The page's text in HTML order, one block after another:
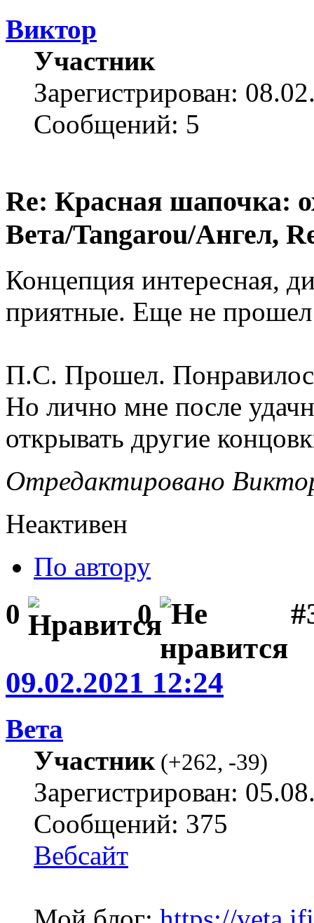
Виктор
Участник
Зарегистрирован:
Сообщений: 5
Re: Красная шапочка:
Вета/Tangarou/Ангел,
Концепция интересная,
приятные. Еще не
П.С. Прошел.
Но лично мне после
открывать другие
Отредактировано
Неактивен
По автору
0 0
09.02.2021 12:24
Вета
Участник(+262, -39)
Зарегистрирован:
Сообщений: 375
Вебсайт